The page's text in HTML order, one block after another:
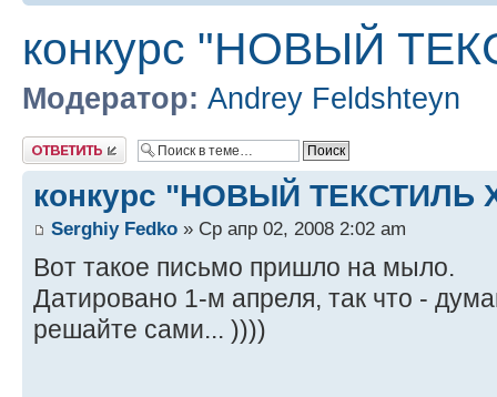
конкурс "НОВЫЙ
Модератор: Andrey Feldshteyn
Ответить
конкурс "НОВЫЙ
Serghiy Fedko » Ср апр 02, 2008 2:02 am
Вот такое письмо пришло на мыло.
Датировано 1-м апреля, так что -
решайте сами... ))))